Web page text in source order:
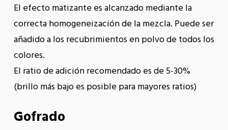
El efecto matizante es alcanzado mediante la
correcta homogeneización de la mezcla. Puede ser
añadido a los recubrimientos en polvo de todos los
colores.
El ratio de adición recomendado es de 5-30%
(brillo más bajo es posible para mayores ratios)
Gofrado